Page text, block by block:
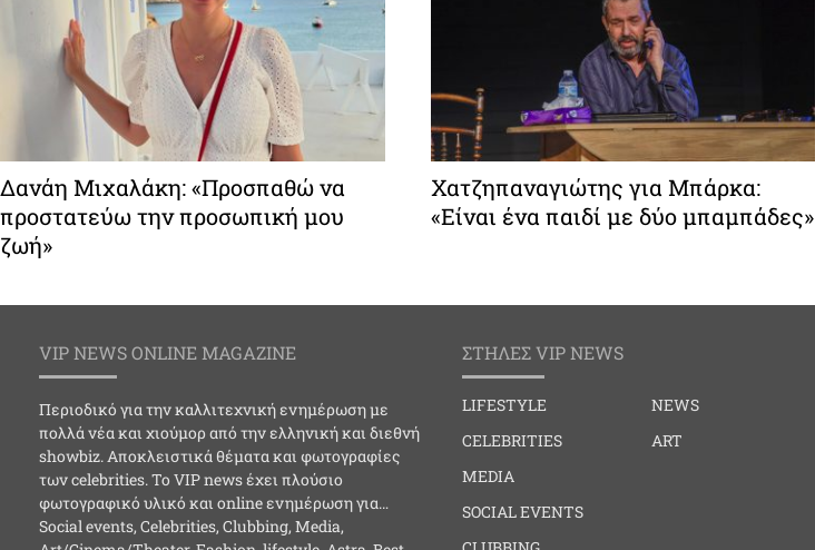
Δανάη Μιχαλάκη: «Προσπαθώ να
προστατεύω την προσωπική μου
ζωή»
Χατζηπαναγιώτης για Μπάρκα:
«Είναι ένα παιδί με δύο μπαμπάδες»
VIP NEWS ONLINE MAGAZINE
Περιοδικό για την καλλιτεχνική ενημέρωση με
πολλά νέα και χιούμορ από την ελληνική και διεθνή
showbiz. Αποκλειστικά θέματα και φωτογραφίες
των celebrities. Το VIP news έχει πλούσιο
φωτογραφικό υλικό και online ενημέρωση για…
Social events, Celebrities, Clubbing, Media,
ΣΤΗΛΕΣ VIP NEWS
LIFESTYLE
CELEBRITIES
MEDIA
SOCIAL EVENTS
NEWS
ART